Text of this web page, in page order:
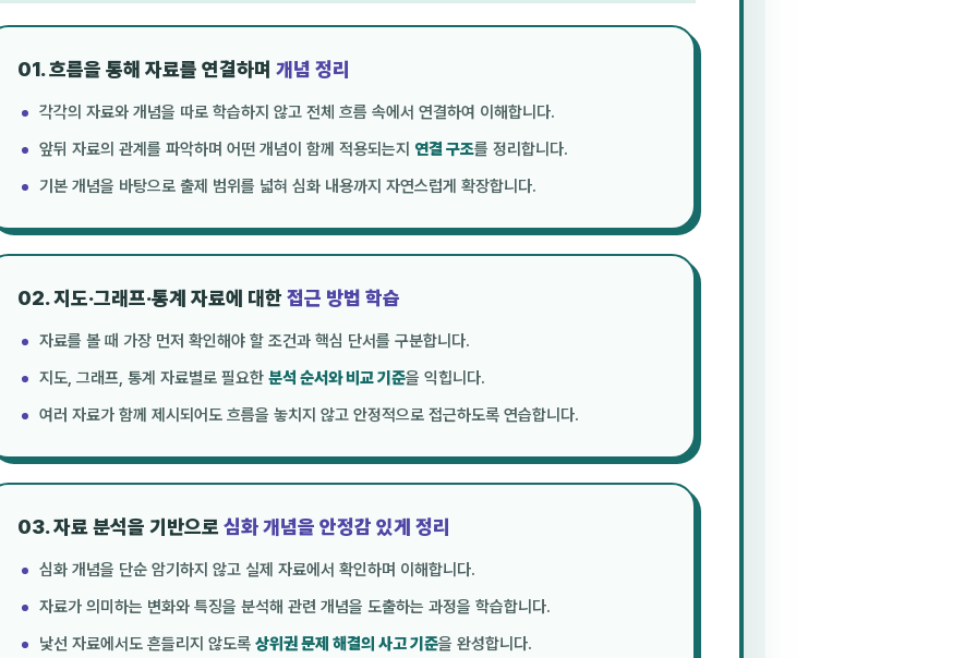
01. 흐름을 통해 자료를 연결하며 개념 정리
각각의 자료와 개념을 따로 학습하지 않고 전체 흐름 속에서 연결하여 이해합니다.
앞뒤 자료의 관계를 파악하며 어떤 개념이 함께 적용되는지 연결 구조를 정리합니다.
기본 개념을 바탕으로 출제 범위를 넓혀 심화 내용까지 자연스럽게 확장합니다.
02. 지도·그래프·통계 자료에 대한 접근 방법 학습
자료를 볼 때 가장 먼저 확인해야 할 조건과 핵심 단서를 구분합니다.
지도, 그래프, 통계 자료별로 필요한 분석 순서와 비교 기준을 익힙니다.
여러 자료가 함께 제시되어도 흐름을 놓치지 않고 안정적으로 접근하도록 연습합니다.
03. 자료 분석을 기반으로 심화 개념을 안정감 있게 정리
심화 개념을 단순 암기하지 않고 실제 자료에서 확인하며 이해합니다.
자료가 의미하는 변화와 특징을 분석해 관련 개념을 도출하는 과정을 학습합니다.
낯선 자료에서도 흔들리지 않도록 상위권 문제 해결의 사고 기준을 완성합니다.